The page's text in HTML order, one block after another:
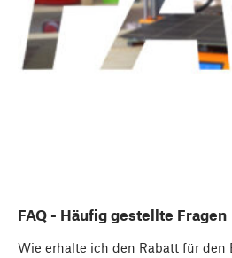
FAQ - Häufig gestellte Fragen
Wie erhalte ich den Rabatt für den